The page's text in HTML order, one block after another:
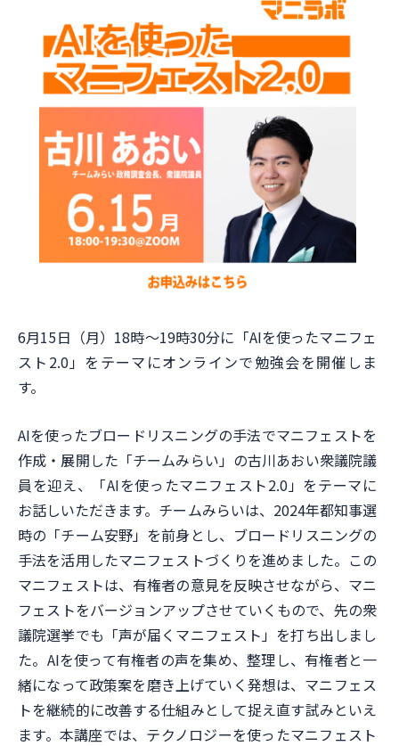
6月15日（月）18時〜19時30分に「AIを使ったマニフェ
スト2.0」をテーマにオンラインで勉強会を開催しま
す。
AIを使ったブロードリスニングの手法でマニフェストを
作成・展開した「チームみらい」の古川あおい衆議院議
員を迎え、「AIを使ったマニフェスト2.0」をテーマに
お話しいただきます。チームみらいは、2024年都知事選
時の「チーム安野」を前身とし、ブロードリスニングの
手法を活用したマニフェストづくりを進めました。この
マニフェストは、有権者の意見を反映させながら、マニ
フェストをバージョンアップさせていくもので、先の衆
議院選挙でも「声が届くマニフェスト」を打ち出しまし
た。AIを使って有権者の声を集め、整理し、有権者と一
緒になって政策案を磨き上げていく発想は、マニフェス
トを継続的に改善する仕組みとして捉え直す試みといえ
ます。本講座では、テクノロジーを使ったマニフェスト